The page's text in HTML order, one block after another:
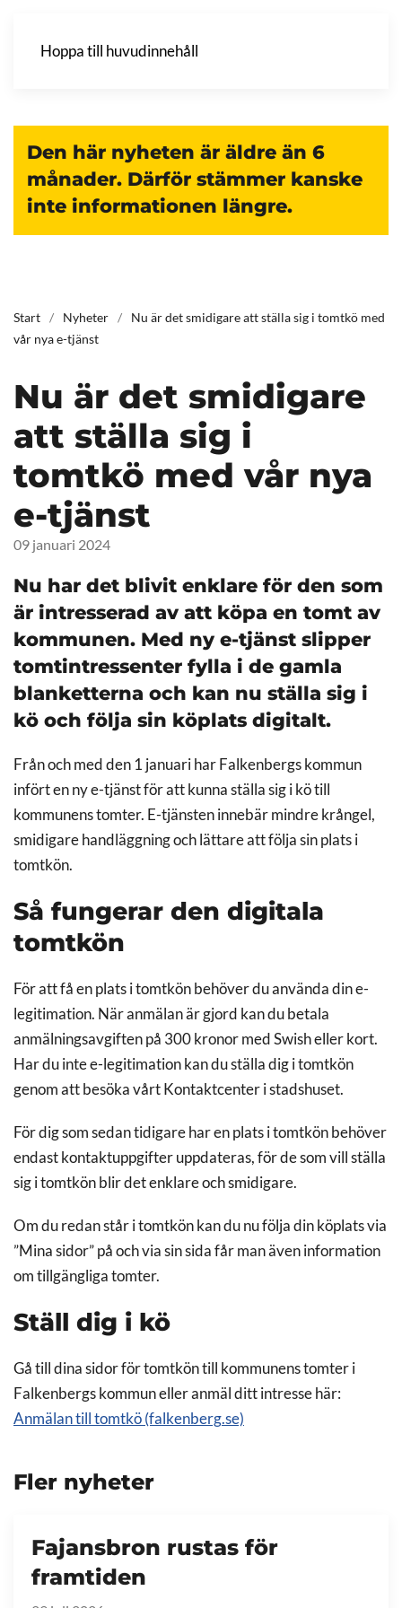
Hoppa till huvudinnehåll
Den här nyheten är äldre än 6
månader. Därför stämmer kanske
inte informationen längre.
Start Nyheter
Nu är det smidigare att ställa sig i tomtkö med
vår nya e-tjänst
Nu är det smidigare
att ställa sig i
tomtkö med vår nya
e-tjänst
09 januari 2024
Nu har det blivit enklare för den som
är intresserad av att köpa en tomt av
kommunen. Med ny e-tjänst slipper
tomtintressenter fylla i de gamla
blanketterna och kan nu ställa sig i
kö och följa sin köplats digitalt.
Från och med den 1 januari har Falkenbergs kommun
infört en ny e-tjänst för att kunna ställa sig i kö till
kommunens tomter. E-tjänsten innebär mindre krångel,
smidigare handläggning och lättare att följa sin plats i
tomtkön.
Så fungerar den digitala
tomtkön
För att få en plats i tomtkön behöver du använda din e-
legitimation. När anmälan är gjord kan du betala
anmälningsavgiften på 300 kronor med Swish eller kort.
Har du inte e-legitimation kan du ställa dig i tomtkön
genom att besöka vårt Kontaktcenter i stadshuset.
För dig som sedan tidigare har en plats i tomtkön behöver
endast kontaktuppgifter uppdateras, för de som vill ställa
sig i tomtkön blir det enklare och smidigare.
Om du redan står i tomtkön kan du nu följa din köplats via
”Mina sidor” på och via sin sida får man även information
om tillgängliga tomter.
Ställ dig i kö
Gå till dina sidor för tomtkön till kommunens tomter i
Falkenbergs kommun eller anmäl ditt intresse här:
Anmälan till tomtkö (falkenberg.se)
Fler nyheter
Fajansbron rustas för
framtiden